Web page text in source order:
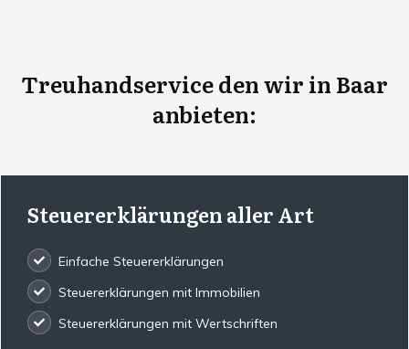
Treuhandservice den wir in Baar
anbieten:
Steuererklärungen aller Art
Einfache Steuererklärungen
Steuererklärungen mit Immobilien
Steuererklärungen mit Wertschriften